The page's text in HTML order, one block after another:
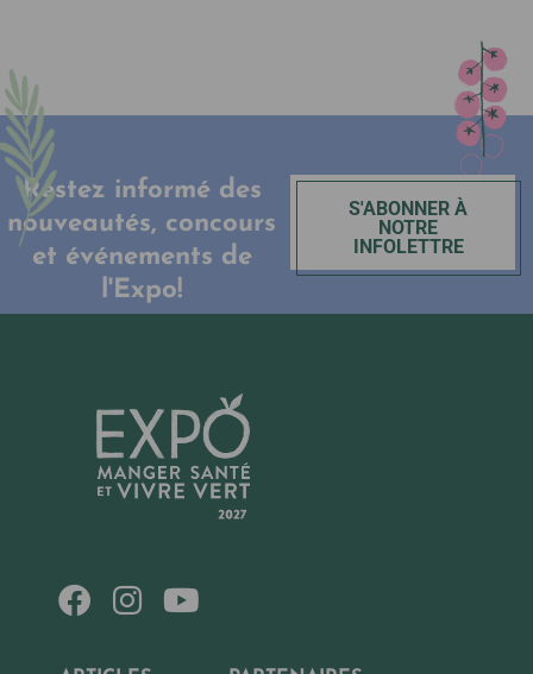
Restez informé des
nouveautés, concours
et événements de
l'Expo!
S'ABONNER À
NOTRE
INFOLETTRE